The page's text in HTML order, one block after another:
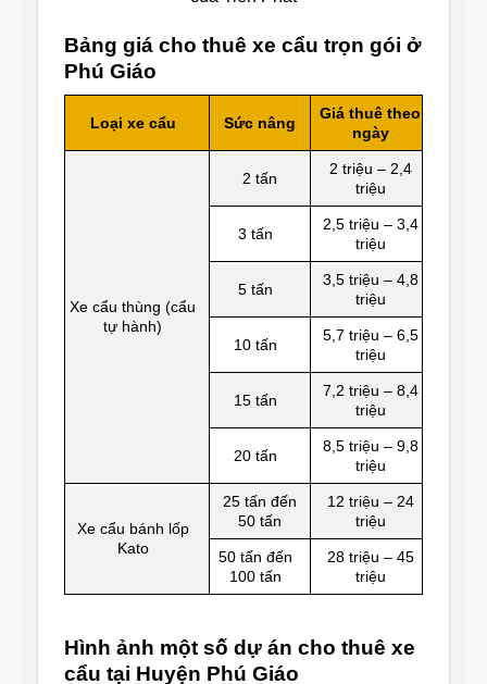
Bảng giá cho thuê xe cẩu trọn gói ở
Phú Giáo
Loại xe cẩu Sức nâng
Giá thuê theo
ngày
Xe cẩu thùng (cẩu
tự hành)
2 tấn
2 triệu – 2,4
triệu
3 tấn
2,5 triệu – 3,4
triệu
5 tấn
3,5 triệu – 4,8
triệu
10 tấn
5,7 triệu – 6,5
triệu
15 tấn
7,2 triệu – 8,4
triệu
20 tấn
8,5 triệu – 9,8
triệu
Xe cẩu bánh lốp
Kato
25 tấn đến
50 tấn
12 triệu – 24
triệu
50 tấn đến
100 tấn
28 triệu – 45
triệu
Hình ảnh một số dự án cho thuê xe
cẩu tại Huyện Phú Giáo